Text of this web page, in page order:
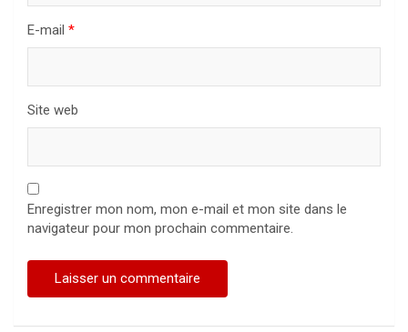
E-mail *
Site web
Enregistrer mon nom, mon e-mail et mon site dans le
navigateur pour mon prochain commentaire.